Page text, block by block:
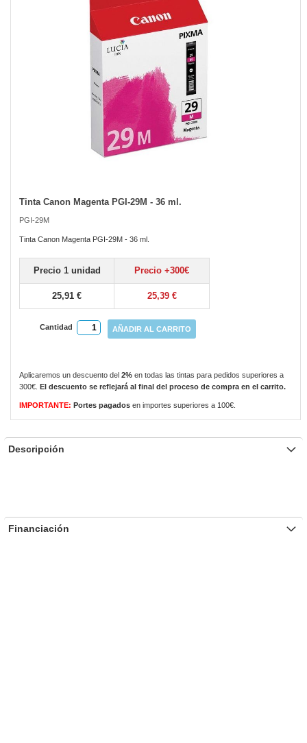
Tinta Canon Magenta PGI-29M - 36 ml.
PGI-29M
Tinta Canon Magenta PGI-29M - 36 ml.
Precio 1 unidad Precio +300€
25,91 € 25,39 €
Cantidad AÑADIR AL CARRITO
Aplicaremos un descuento del 2% en todas las tintas para pedidos superiores a
300€.
El descuento se reflejará al final del proceso de compra en el carrito.
IMPORTANTE: Portes pagados en importes superiores a 100€.
Skip
the
beginning
the
images
gallery
Descripción
Financiación